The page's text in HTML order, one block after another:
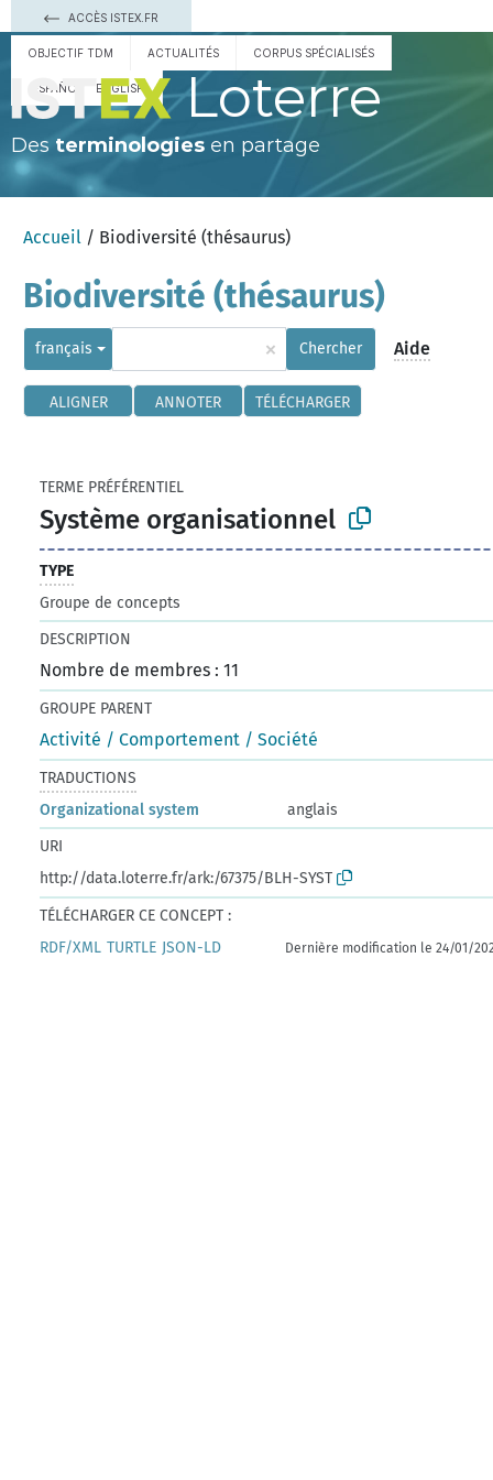
ACCÈS ISTEX.FR
OBJECTIF TDM ACTUALITÉS CORPUS SPÉCIALISÉS
ESPAÑOL ENGLISH Loterre
Des terminologies en partage
Accueil / Biodiversité (thésaurus)
Biodiversité (thésaurus)
français × Chercher Aide
ALIGNER ANNOTER TÉLÉCHARGER
TERME PRÉFÉRENTIEL
Système organisationnel
TYPE
Groupe de concepts
DESCRIPTION
Nombre de membres : 11
GROUPE PARENT
Activité / Comportement / Société
TRADUCTIONS
Organizational system
anglais
URI
http://data.loterre.fr/ark:/67375/BLH-SYST
TÉLÉCHARGER CE CONCEPT :
RDF/XML TURTLE JSON-LD Dernière modification le 24/01/